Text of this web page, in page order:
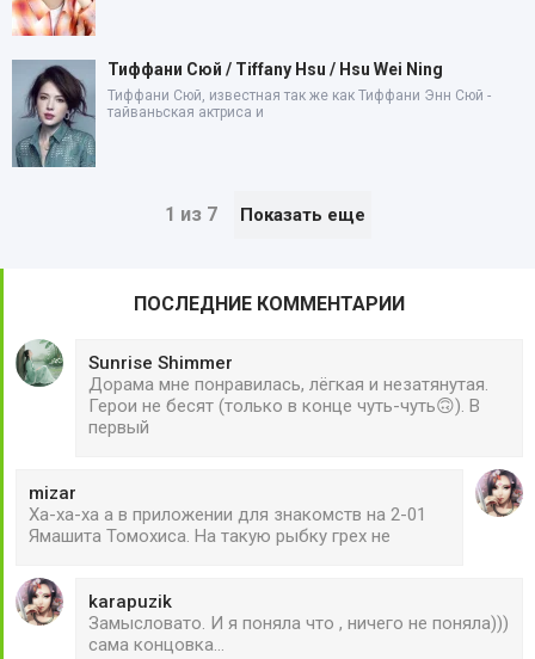
Тиффани Сюй / Tiffany Hsu / Hsu Wei Ning
Тиффани Сюй, известная так же как Тиффани Энн Сюй -
тайваньская актриса и
1 из 7 Показать еще
ПОСЛЕДНИЕ КОММЕНТАРИИ
Sunrise Shimmer
Дорама мне понравилась, лёгкая и незатянутая.
Герои не бесят (только в конце чуть-чуть🙃). В
первый
mizar
Ха-ха-ха а в приложении для знакомств на 2-01
Ямашита Томохиса. На такую рыбку грех не
karapuzik
Замысловато. И я поняла что , ничего не поняла)))
сама концовка...